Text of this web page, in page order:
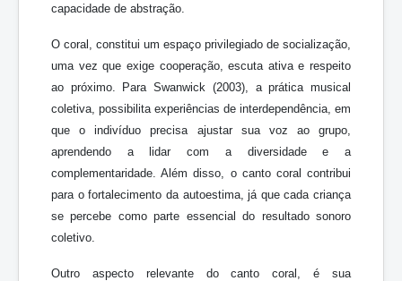
capacidade de abstração.
O coral, constitui um espaço privilegiado de socialização,
uma vez que exige cooperação, escuta ativa e respeito
ao próximo. Para Swanwick (2003), a prática musical
coletiva, possibilita experiências de interdependência, em
que o indivíduo precisa ajustar sua voz ao grupo,
aprendendo a lidar com a diversidade e a
complementaridade. Além disso, o canto coral contribui
para o fortalecimento da autoestima, já que cada criança
se percebe como parte essencial do resultado sonoro
coletivo.
Outro aspecto relevante do canto coral, é sua